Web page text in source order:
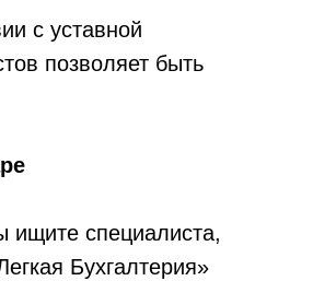
с уставной
позволяет быть
ищите специалиста,
Бухгалтерия»